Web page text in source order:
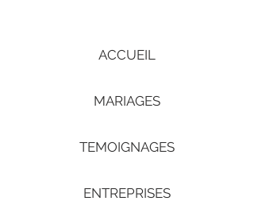
ACCUEIL
MARIAGES
TEMOIGNAGES
ENTREPRISES